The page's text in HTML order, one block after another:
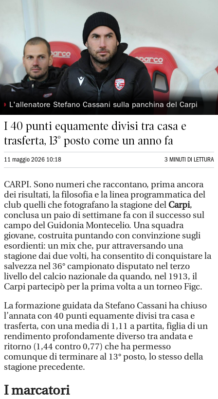
◗ L'allenatore Stefano Cassani sulla panchina del Carpi
I 40 punti equamente divisi tra casa e
trasferta, 13° posto come un anno fa
11 maggio 2026 10:18 3 MINUTI DI LETTURA
CARPI. Sono numeri che raccontano, prima ancora
dei risultati, la filosofia e la linea programmatica del
club quelli che fotografano la stagione del Carpi,
conclusa un paio di settimane fa con il successo sul
campo del Guidonia Montecelio. Una squadra
giovane, costruita puntando con convinzione sugli
esordienti: un mix che, pur attraversando una
stagione dai due volti, ha consentito di conquistare la
salvezza nel 36° campionato disputato nel terzo
livello del calcio nazionale da quando, nel 1913, il
Carpi partecipò per la prima volta a un torneo Figc.
La formazione guidata da Stefano Cassani ha chiuso
l’annata con 40 punti equamente divisi tra casa e
trasferta, con una media di 1,11 a partita, figlia di un
rendimento profondamente diverso tra andata e
ritorno (1,44 contro 0,77) che ha permesso
comunque di terminare al 13° posto, lo stesso della
stagione precedente.
I marcatori